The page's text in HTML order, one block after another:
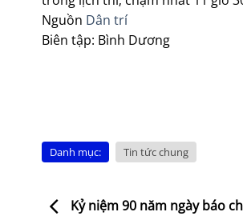
Nguồn Dân trí
Biên tập: Bình Dương
Danh mục: Tin tức chung
Kỷ niệm 90 năm ngày báo